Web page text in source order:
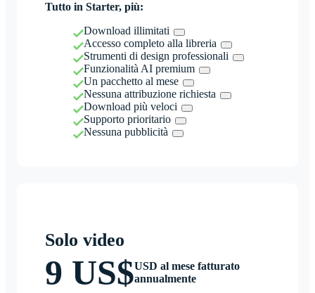
Tutto in Starter, più:
Download illimitati
Accesso completo alla libreria
Strumenti di design professionali
Funzionalità AI premium
Un pacchetto al mese
Nessuna attribuzione richiesta
Download più veloci
Supporto prioritario
Nessuna pubblicità
Solo video
9 US$USD al mese fatturato
annualmente